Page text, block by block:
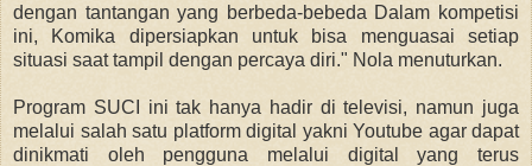
dengan tantangan yang berbeda-bebeda Dalam kompetisi
ini, Komika dipersiapkan untuk bisa menguasai setiap
situasi saat tampil dengan percaya diri." Nola menuturkan.
Program SUCI ini tak hanya hadir di televisi, namun juga
melalui salah satu platform digital yakni Youtube agar dapat
dinikmati oleh pengguna melalui digital yang terus